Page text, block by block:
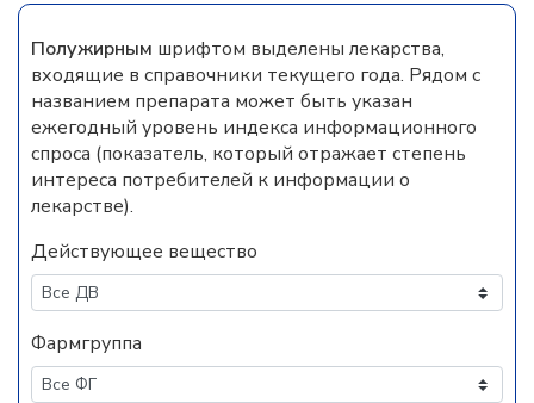
Полужирным шрифтом выделены лекарства,
входящие в справочники текущего года. Рядом с
названием препарата может быть указан
ежегодный уровень индекса информационного
спроса (показатель, который отражает степень
интереса потребителей к информации о
лекарстве).
Действующее вещество
Фармгруппа